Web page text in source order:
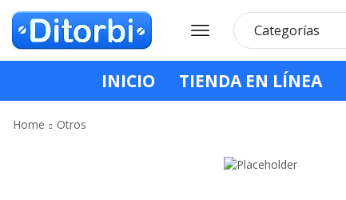
INICIO TIENDA EN LÍNEA
Home Otros